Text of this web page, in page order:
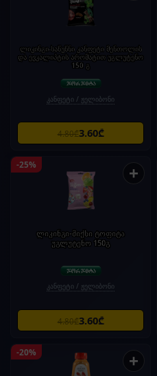
ლიკინგი-საწუწნი კანფეტი მენთოლის
და ევკალიპტის არომატით უგლუტენო
150 გ
კანფეტი / ჟელიბონი
4.80₾3.60₾
-25% +
ლიკინგი-მიქსი ტოფიტა
უგლუტენო 150გ
კანფეტი / ჟელიბონი
4.80₾3.60₾
-20% +